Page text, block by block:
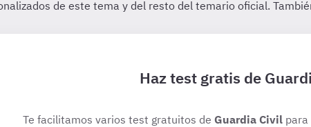
Haz test gratis de
Te facilitamos varios test gratuitos de Guardia Civilpara